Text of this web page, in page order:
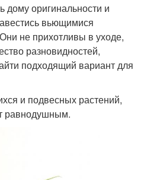
дому оригинальности и
вьющимися
не прихотливы в уходе,
разновидностей,
подходящий вариант для
и подвесных растений,
равнодушным.